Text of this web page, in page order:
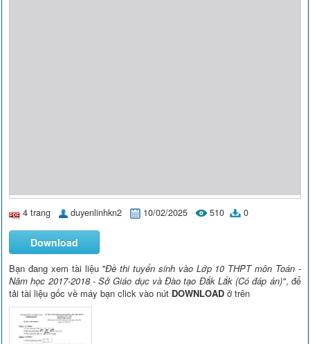
4 trang duyenlinhkn2 10/02/2025 510 0
Download
Bạn đang xem tài liệu "Đề thi tuyển sinh vào Lớp 10 THPT môn Toán -
Năm học 2017-2018 - Sở Giáo dục và Đào tạo Đắk Lắk (Có đáp án)", để
tải tài liệu gốc về máy bạn click vào nút DOWNLOAD ở trên